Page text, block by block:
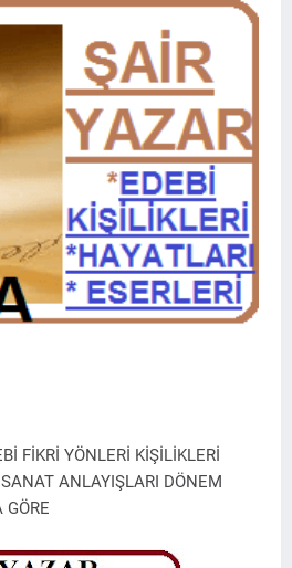
FİKRİ YÖNLERİ KİŞİLİKLERİ
ANLAYIŞLARI DÖNEM